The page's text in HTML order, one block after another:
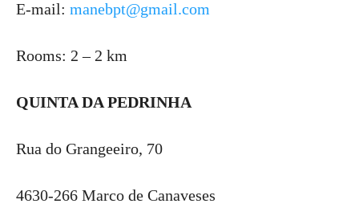
E-mail: manebpt@gmail.com
Rooms: 2 – 2 km
QUINTA DA PEDRINHA
Rua do Grangeeiro, 70
4630-266 Marco de Canaveses